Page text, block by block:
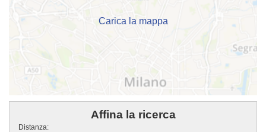
cliccando sul bottone "Contattaci" presente nella pagina.
Carica la mappa
Affina la ricerca
Distanza: